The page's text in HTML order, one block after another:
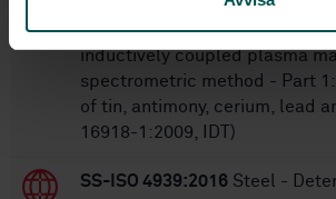
SS-ISO 16918-1:2009Steel and
Determination of nine
inductively coupled plasma
spectrometric method - Part
of tin, antimony, cerium, lead
16918-1:2009, IDT)
SS-ISO 4939:2016 Steel -